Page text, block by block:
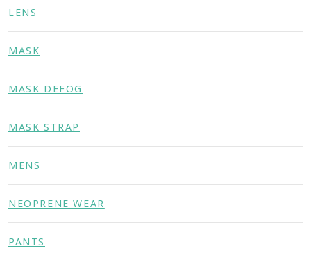
LENS
MASK
MASK DEFOG
MASK STRAP
MENS
NEOPRENE WEAR
PANTS